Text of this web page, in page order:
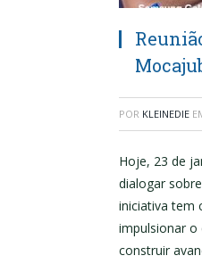
POR KLEINEDIE
Hoje, 23 de
dialogar
iniciativa tem
impulsionar o
construir